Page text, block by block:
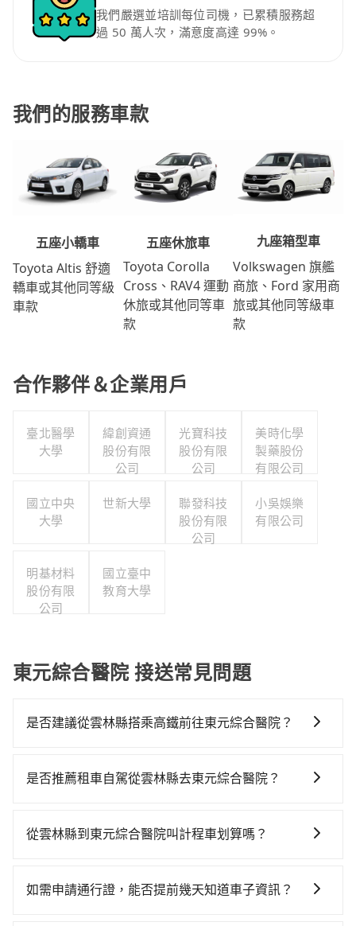
我們嚴選並培訓每位司機，已累積服務超
過 50 萬人次，滿意度高達 99%。
我們的服務車款
五座小轎車
Toyota Altis 舒適
轎車或其他同等級
車款
五座休旅車
Toyota Corolla
Cross、RAV4 運動
休旅或其他同等車
款
九座箱型車
Volkswagen 旗艦
商旅、Ford 家用商
旅或其他同等級車
款
合作夥伴＆企業用戶
臺北醫學
大學
緯創資通
股份有限
公司
光寶科技
股份有限
公司
美時化學
製藥股份
有限公司
國立中央
大學
世新大學
聯發科技
股份有限
公司
小吳娛樂
有限公司
明基材料
股份有限
公司
國立臺中
教育大學
東元綜合醫院 接送常見問題
是否建議從雲林縣搭乘高鐵前往東元綜合醫院？
適、省時、較貴，且難叫計程車前往高鐵站！不過從最
專車接送。假設從雲林縣莿桐鄉前往最靠近的雲林高鐵
15分鐘，再乘坐55~56分鐘（平均55分）的高鐵從雲林
是否推薦租車自駕從雲林縣去東元綜合醫院？
時不需要閉目養神（因為要自己開車），最重要的是你
$115~205承租小轎車，每公里再額外加收$3.2，從雲林
從雲林縣到東元綜合醫院叫計程車划算嗎？
灣大車隊，如果在路邊攔不到車，也可考慮打電話至玖
如需申請通行證，能否提前幾天知道車子資訊？